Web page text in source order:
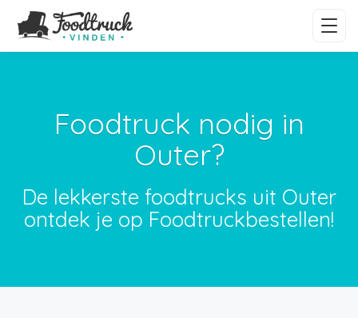
Foodtruck nodig in
Outer?
De lekkerste foodtrucks uit Outer
ontdek je op Foodtruckbestellen!